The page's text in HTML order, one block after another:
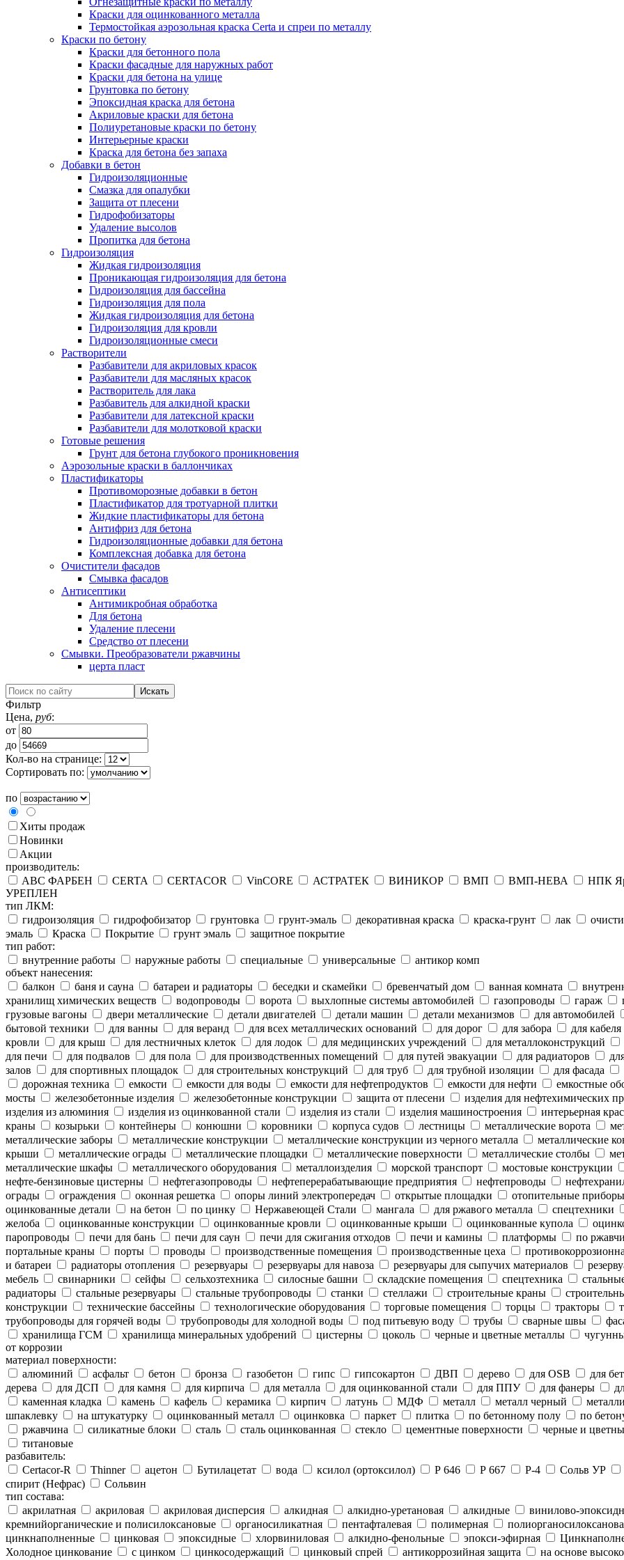
Краски для оцинкованного металла
Термостойкая аэрозольная краска Certa и спреи по металлу
Краски по бетону
Краски для бетонного пола
Краски фасадные для наружных работ
Краски для бетона на улице
Грунтовка по бетону
Эпоксидная краска для бетона
Акриловые краски для бетона
Полиуретановые краски по бетону
Интерьерные краски
Краска для бетона без запаха
Добавки в бетон
Гидроизоляционные
Смазка для опалубки
Защита от плесени
Гидрофобизаторы
Удаление высолов
Пропитка для бетона
Гидроизоляция
Жидкая гидроизоляция
Проникающая гидроизоляция для бетона
Гидроизоляция для бассейна
Гидроизоляция для пола
Жидкая гидроизоляция для бетона
Гидроизоляция для кровли
Гидроизоляционные смеси
Растворители
Разбавители для акриловых красок
Разбавители для масляных красок
Растворитель для лака
Разбавитель для алкидной краски
Разбавители для латексной краски
Разбавители для молотковой краски
Готовые решения
Грунт для бетона глубокого проникновения
Аэрозольные краски в баллончиках
Пластификаторы
Противоморозные добавки в бетон
Пластификатор для тротуарной плитки
Жидкие пластификаторы для бетона
Антифриз для бетона
Гидроизоляционные добавки для бетона
Комплексная добавка для бетона
Очистители фасадов
Смывка фасадов
Антисептики
Антимикробная обработка
Для бетона
Удаление плесени
Средство от плесени
Смывки. Преобразователи ржавчины
церта пласт
Фильтр
Цена, руб:
от
до
Кол-во на странице:
Сортировать по:
по
Хиты продаж
Новинки
Акции
производитель:
ABC ФАРБЕН
CERTA CERTACOR VinCORE АСТРАТЕК ВИНИКОР ВМП ВМП-НЕВА
НПК
УРЕПЛЕН
тип ЛКМ:
гидроизоляция
гидрофобизатор грунтовка грунт-эмаль декоративная краска краска-грунт лак
эмаль
Краска Покрытие грунт эмаль
защитное покрытие
тип работ:
внутренние работы
наружные работы специальные универсальные
антикор комп
объект нанесения:
балкон
баня и сауна батареи и радиаторы беседки и скамейки бревенчатый дом ванная комната
хранилищ химических веществ
водопроводы ворота выхлопные системы автомобилей газопроводы гараж
грузовые вагоны
двери металлические детали двигателей детали машин детали механизмов
для автомобилей
бытовой техники
для ванны для веранд для всех металлических оснований для дорог для забора
для кабеля
кровли
для крыш для лестничных клеток для лодок для медицинских учреждений для металлоконструкций
для печи
для подвалов для пола для производственных помещений для путей эвакуации для радиаторов
залов
для спортивных площадок для строительных конструкций для труб для трубной изоляции для фасада
дорожная техника
емкости емкости для воды емкости для нефтепродуктов емкости для нефти
емкостные
мосты
железобетонные изделия железобетонные конструкции защита от плесени
изделия для нефтехимических
изделия из алюминия
изделия из оцинкованной стали изделия из стали изделия машиностроения
интерьерная
краны
козырьки контейнеры конюшни коровники корпуса судов лестницы металлические ворота
металлические заборы
металлические конструкции металлические конструкции из черного металла
металлические
крыши
металлические ограды металлические площадки металлические поверхности металлические столбы
металлические шкафы
металлического оборудования металлоизделия морской транспорт
мостовые конструкции
нефте-бензиновые цистерны
нефтегазопроводы нефтеперерабатывающие предприятия нефтепроводы
ограды
ограждения оконная решетка опоры линий электропередач открытые площадки
отопительные приборы
оцинкованные детали
на бетон по цинку Нержавеющей Стали мангала для ржавого металла
спецтехники
желоба
оцинкованные конструкции оцинкованные кровли оцинкованные крыши оцинкованные купола
паропроводы
печи для бань печи для саун печи для сжигания отходов печи и камины платформы
по
портальные краны
порты проводы производственные помещения производственные цеха
и батареи
радиаторы отопления резервуары резервуары для навоза резервуары для сыпучих материалов
мебель
свинарники сейфы сельхозтехника силосные башни складские помещения спецтехника
радиаторы
стальные резервуары стальные трубопроводы станки стеллажи строительные краны
конструкции
технические бассейны технологические оборудования торговые помещения торцы тракторы
трубопроводы для горячей воды
трубопроводы для холодной воды под питьевую воду трубы сварные швы
хранилища ГСМ
хранилища минеральных удобрений цистерны цоколь черные и цветные металлы
от коррозии
материал поверхности:
алюминий
асфальт бетон бронза газобетон гипс гипсокартон ДВП дерево для OSB
для
дерева
для ДСП для камня для кирпича для металла для оцинкованной стали для ППУ для фанеры
каменная кладка
камень кафель керамика кирпич латунь МДФ металл металл черный
шпаклевку
на штукатурку оцинкованный металл оцинковка паркет плитка по бетонному полу
по
ржавчина
силикатные блоки сталь сталь оцинкованная стекло цементные поверхности
черные и
титановые
разбавитель:
Certacor-R
Thinner ацетон Бутилацетат вода ксилол (ортоксилол) Р 646 Р 667 Р-4 Сольв УР
спирит (Нефрас)
Сольвин
тип состава:
акрилатная
акриловая акриловая дисперсия алкидная алкидно-уретановая алкидные
винилово-
кремнийорганические и полисилоксановые
органосиликатная пентафталевая полимерная
цинкнаполненные
цинковая эпоксидные хлорвиниловая алкидно-фенольные эпокси-эфирная
Холодное цинкование
с цинком цинкосодержащий цинковый спрей антикоррозийная защита на основе